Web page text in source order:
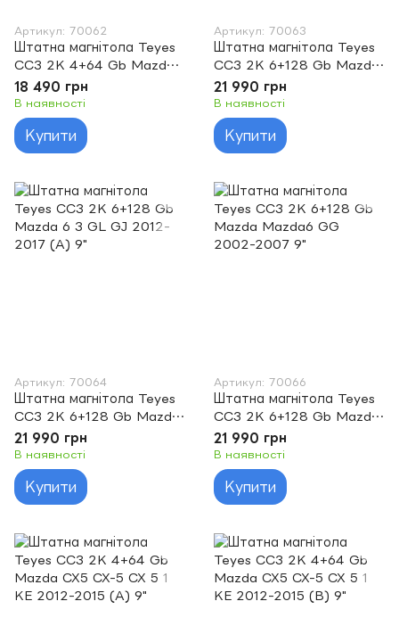
Артикул: 70062
Штатна магнітола Teyes
CC3 2K 4+64 Gb Mazda
Mazda6 GG 2002-2007
9"
18 490 грн
В наявності
Купити
Артикул: 70063
Штатна магнітола Teyes
CC3 2K 6+128 Gb Mazda
6 2 GH 2007-2012 9"
21 990 грн
В наявності
Купити
Артикул: 70064
Штатна магнітола Teyes
CC3 2K 6+128 Gb Mazda
6 3 GL GJ 2012-2017 (A)
9"
21 990 грн
В наявності
Купити
Артикул: 70066
Штатна магнітола Teyes
CC3 2K 6+128 Gb Mazda
Mazda6 GG 2002-2007
9"
21 990 грн
В наявності
Купити